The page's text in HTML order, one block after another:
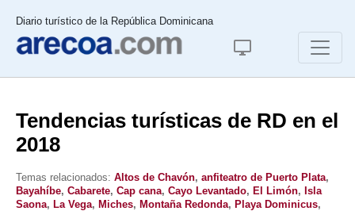
Diario turístico de la República Dominicana
Tendencias turísticas de RD en el
2018
Temas relacionados: Altos de Chavón, anfiteatro de Puerto Plata,
Bayahíbe, Cabarete, Cap cana, Cayo Levantado, El Limón, Isla
Saona, La Vega, Miches, Montaña Redonda, Playa Dominicus,